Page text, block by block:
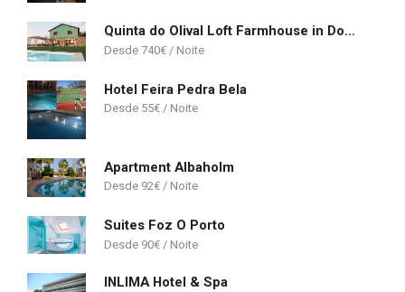
Quinta do Olival Loft Farmhouse in Douro Valley
740€
Hotel Feira Pedra Bela
55€
Apartment Albaholm
92€
Suites Foz O Porto
90€
INLIMA Hotel & Spa